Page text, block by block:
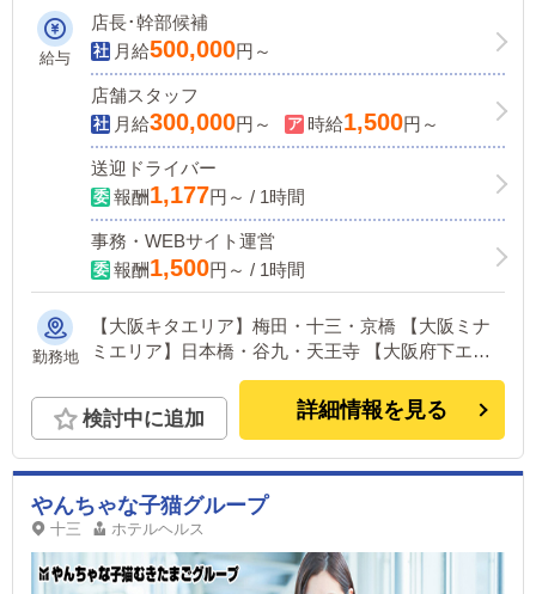
者ともにOK！・やる気があれば問題な
し！
給与
店長･幹部候補
月給500,000円～
店舗スタッフ
月給300,000円～ 時給1,500円～
送迎ドライバー
報酬1,177円～ / 1時間
事務・WEBサイト運営
報酬1,500円～ / 1時間
勤務地
【大阪キタエリア】梅田・十三・京橋 【大阪ミナ
ミエリア】日本橋・谷九・天王寺 【大阪府下エリ
ア】布施・堺 【兵庫エリア】神戸三宮 ※全店舗が
主要駅から徒歩5～10分圏内！
検討中に追加 詳細情報を見る
やんちゃな子猫グループ
十三 ホテルヘルス